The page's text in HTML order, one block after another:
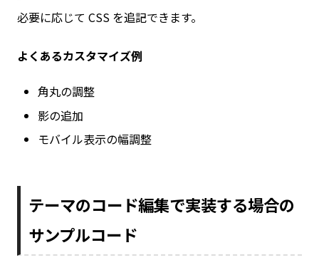
必要に応じて CSS を追記できます。
よくあるカスタマイズ例
角丸の調整
影の追加
モバイル表示の幅調整
テーマのコード編集で実装する場合の
サンプルコード